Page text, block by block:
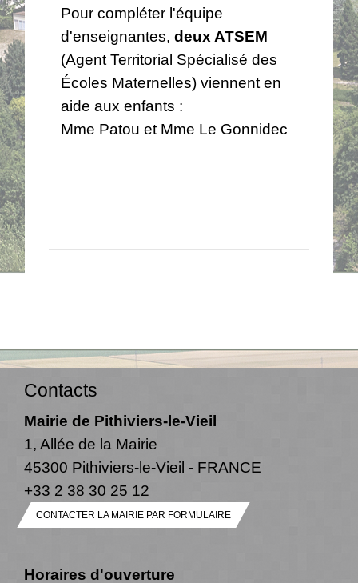
Pour compléter l'équipe
d'enseignantes,deux ATSEM
(Agent Territorial Spécialisé des
Écoles Maternelles) viennent en
aide aux enfants :
Mme Patou et Mme Le Gonnidec
Contacts
Mairie de Pithiviers-le-Vieil
1, Allée de la Mairie
45300 Pithiviers-le-Vieil - FRANCE
+33 2 38 30 25 12
CONTACTER LA MAIRIE PAR FORMULAIRE
Horaires d'ouverture